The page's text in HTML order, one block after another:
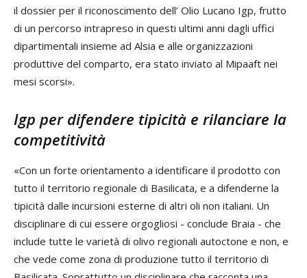
il dossier per il riconoscimento dell’ Olio Lucano Igp, frutto
di un percorso intrapreso in questi ultimi anni dagli uffici
dipartimentali insieme ad Alsia e alle organizzazioni
produttive del comparto, era stato inviato al Mipaaft nei
mesi scorsi».
Igp per difendere tipicità e rilanciare la
competitività
«Con un forte orientamento a identificare il prodotto con
tutto il territorio regionale di Basilicata, e a difenderne la
tipicità dalle incursioni esterne di altri oli non italiani. Un
disciplinare di cui essere orgogliosi - conclude Braia - che
include tutte le varietà di olivo regionali autoctone e non, e
che vede come zona di produzione tutto il territorio di